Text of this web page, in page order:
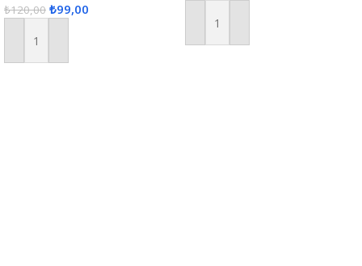
₺120,00 ₺99,00
Sepete Ekle
Sepete Ekle